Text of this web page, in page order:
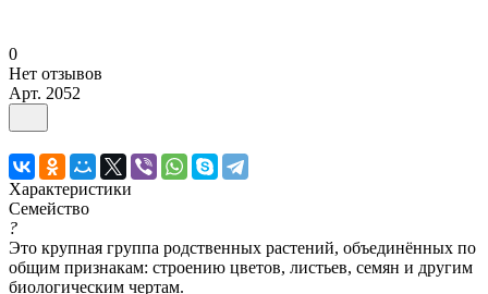
0
Нет отзывов
Арт. 2052
Характеристики
Семейство
?
Это крупная группа родственных растений, объединённых по
общим признакам: строению цветов, листьев, семян и другим
биологическим чертам.